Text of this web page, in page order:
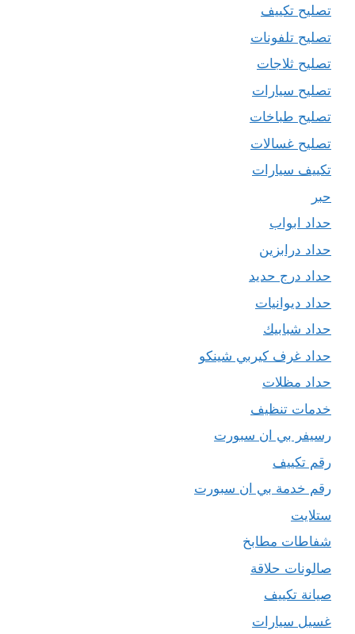
تصليح تكييف
تصليح تلفونات
تصليح ثلاجات
تصليح سيارات
تصليح طباخات
تصليح غسالات
تكييف سيارات
حبر
حداد ابواب
حداد درابزين
حداد درج حديد
حداد ديوانيات
حداد شبابيك
حداد غرف كيربي شينكو
حداد مظلات
خدمات تنظيف
رسيفر بي ان سبورت
رقم تكييف
رقم خدمة بي ان سبورت
ستلايت
شفاطات مطابخ
صالونات حلاقة
صيانة تكييف
غسيل سيارات